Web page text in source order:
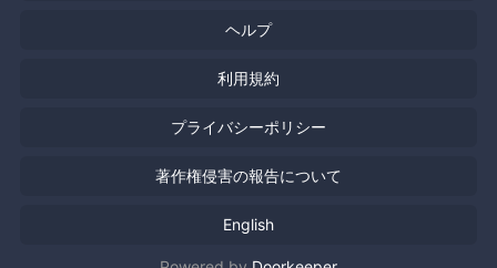
ヘルプ
利用規約
プライバシーポリシー
著作権侵害の報告について
English